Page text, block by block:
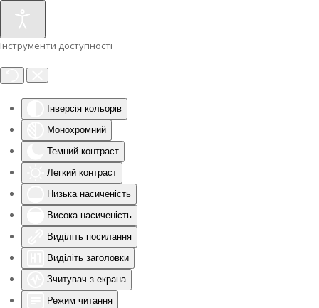
Інструменти доступності
Інверсія кольорів
Монохромний
Темний контраст
Легкий контраст
Низька насиченість
Висока насиченість
Виділіть посилання
Виділіть заголовки
Зчитувач з екрана
Режим читання